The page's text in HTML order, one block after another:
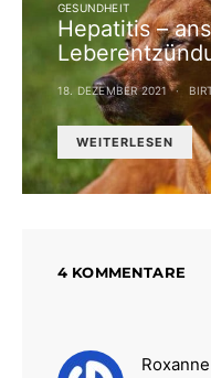
GESUNDHEIT
Hepatitis –
18. DEZEMBER 2021
WEITERLESEN
4 KOMMENTARE
Roxanne